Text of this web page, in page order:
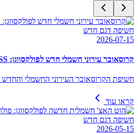
חשיפה דגם חדש
2026-07-15
קרוסאובר עירוני חשמלי חדש לפולקסווגן: ID CROSS
חשיפת הקרוסאובר העירוני החשמלי והחדש
קראו עוד
חשיפה דגם חדש
2026-05-15